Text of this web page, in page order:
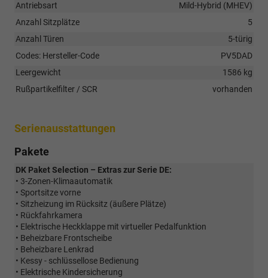
Antriebsart
Mild-Hybrid (MHEV)
Anzahl Sitzplätze
5
Anzahl Türen
5-türig
Codes: Hersteller-Code
PV5DAD
Leergewicht
1586 kg
Rußpartikelfilter / SCR
vorhanden
Serienausstattungen
Pakete
DK Paket Selection – Extras zur Serie DE:
• 3-Zonen-Klimaautomatik
• Sportsitze vorne
• Sitzheizung im Rücksitz (äußere Plätze)
• Rückfahrkamera
• Elektrische Heckklappe mit virtueller Pedalfunktion
• Beheizbare Frontscheibe
• Beheizbare Lenkrad
• Kessy - schlüssellose Bedienung
• Elektrische Kindersicherung